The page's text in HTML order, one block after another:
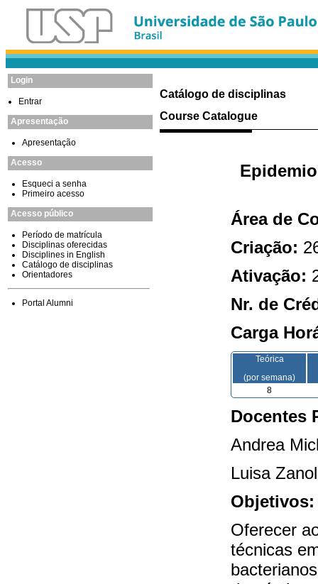
Login
Entrar
Apresentação
Apresentação
Acesso
Esqueci a senha
Primeiro acesso
Acesso público
Período de matrícula
Disciplinas oferecidas
Disciplines in English
Catálogo de disciplinas
Orientadores
Portal Alumni
Catálogo de disciplinas
Course Catalogue